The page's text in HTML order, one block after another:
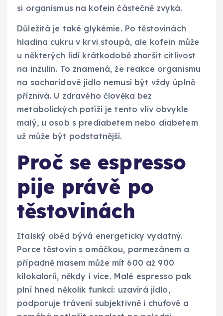
si organismus na kofein částečně zvyká.
Důležitá je také glykémie. Po těstovinách
hladina cukru v krvi stoupá, ale kofein může
u některých lidí krátkodobě zhoršit citlivost
na inzulin. To znamená, že reakce organismu
na sacharidové jídlo nemusí být vždy úplně
příznivá. U zdravého člověka bez
metabolických potíží je tento vliv obvykle
malý, u osob s prediabetem nebo diabetem
už může být podstatnější.
Proč se espresso
pije právě po
těstovinách
Italský oběd bývá energeticky vydatný.
Porce těstovin s omáčkou, parmezánem a
případně masem může mít 600 až 900
kilokalorií, někdy i více. Malé espresso pak
plní hned několik funkcí: uzavírá jídlo,
podporuje trávení subjektivně i chuťově a